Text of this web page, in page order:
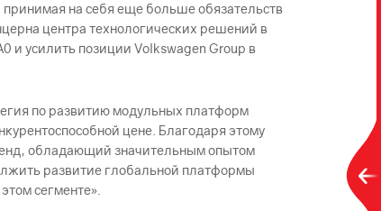
на себя еще больше обязательств
центра технологических решений в
и усилить позиции Volkswagen Group в
по развитию модульных платформ
цене. Благодаря этому
обладающий значительным опытом
развитие глобальной платформы
сегменте».